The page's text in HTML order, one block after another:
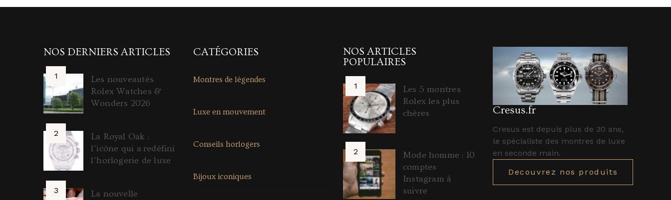
NOS DERNIERS ARTICLES
Les nouveautés
Rolex Watches &
Wonders 2026
La Royal Oak :
l’icône qui a redéfini
l’horlogerie de luxe
La nouvelle
CATÉGORIES
Montres de légendes
Luxe en mouvement
Conseils horlogers
Bijoux iconiques
NOS ARTICLES
POPULAIRES
Les 5 montres
Rolex les plus
chères
Mode homme : 10
comptes
Instagram à
suivre
Cresus.fr
Cresus est depuis plus de 30 ans,
le spécialiste des montres de luxe
en seconde main.
Decouvrez nos produits